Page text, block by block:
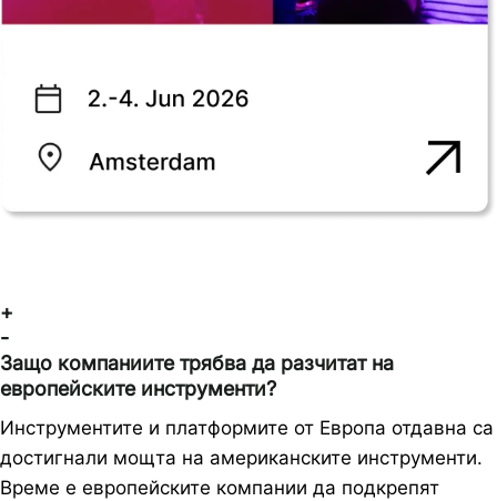
+
-
Защо компаниите трябва да разчитат на
европейските инструменти?
Инструментите и платформите от Европа отдавна са
достигнали мощта на американските инструменти.
Време е европейските компании да подкрепят